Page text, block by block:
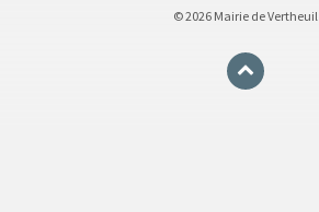
© 2026 Mairie de Vertheuil